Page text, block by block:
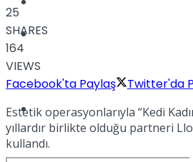
Dünya
Podcast
25
SHARES
164
VIEWS
Facebook'ta Paylaş
Twitter'da
Estetik operasyonlarıyla “Kedi
yıllardır birlikte olduğu partneri
kullandı.